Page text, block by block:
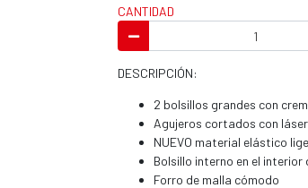
CANTIDAD
DESCRIPCIÓN:
2 bolsillos grandes con
Agujeros cortados con
NUEVO material elástico
Bolsillo interno en el interior
Forro de malla cómodo